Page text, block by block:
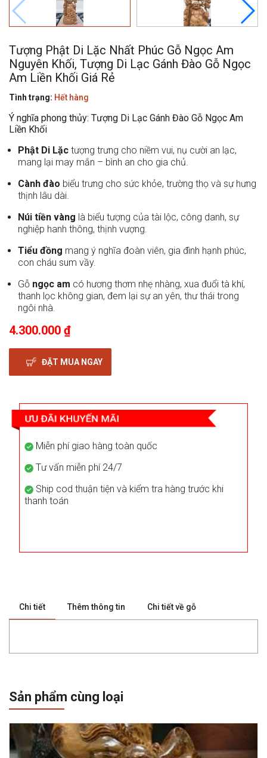
Tượng Phật Di Lặc Nhất Phúc Gỗ Ngọc Am
Nguyên Khối, Tượng Di Lạc Gánh Đào Gỗ Ngọc
Am Liền Khối Giá Rẻ
Tình trạng: Hết hàng
Ý nghĩa phong thủy: Tượng Di Lạc Gánh Đào Gỗ Ngọc Am
Liền Khối
Phật Di Lặc tượng trưng cho niềm vui, nụ cười an lạc,
mang lại may mắn – bình an cho gia chủ.
Cành đào biểu trưng cho sức khỏe, trường thọ và sự hưng
thịnh lâu dài.
Núi tiền vàng là biểu tượng của tài lộc, công danh, sự
nghiệp hanh thông, thịnh vượng.
Tiểu đồng mang ý nghĩa đoàn viên, gia đình hạnh phúc,
con cháu sum vầy.
Gỗ ngọc am có hương thơm nhẹ nhàng, xua đuổi tà khí,
thanh lọc không gian, đem lại sự an yên, thư thái trong
ngôi nhà.
4.300.000 ₫
ĐẶT MUA NGAY
Miễn phí giao hàng toàn quốc
Tư vấn miễn phí 24/7
Ship cod thuận tiện và kiểm tra hàng trước khi
thanh toán
Chi tiết Thêm thông tin Chi tiết về gỗ
Sản phẩm cùng loại